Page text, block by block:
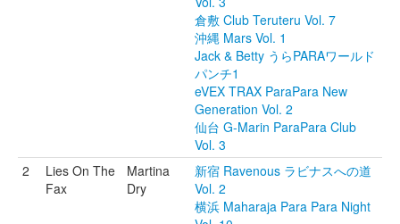
倉敷 Club Teruteru Vol. 7
沖縄 Mars Vol. 1
Jack & Betty うらPARAワールド
パンチ1
eVEX TRAX ParaPara New
Generation Vol. 2
仙台 G-Marin ParaPara Club
Vol. 3
2
Lies On The
Fax
Martina
Dry
新宿 Ravenous ラビナスへの道
Vol. 2
横浜 Maharaja Para Para Night